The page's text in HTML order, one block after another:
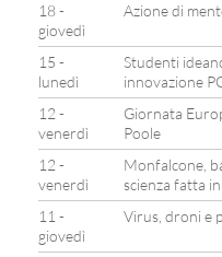
18 -
giovedì
Azione di
15 -
lunedì
Studenti
innovazione
12 -
venerdì
Giornata
Poole
12 -
venerdì
Monfalcone,
scienza fatta
11 -
giovedì
Virus, droni e